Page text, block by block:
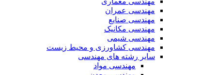
مهندسی عمران
مهندسی صنایع
مهندسی مکانیک
مهندسی شیمی
مهندسی کشاورزی و محیط زیست
سایر رشته های مهندسی
مهندسی مواد